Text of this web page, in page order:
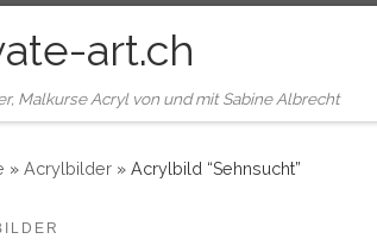
art.ch
Malkurse Acryl von und mit Sabine Albrecht
» Acrylbilder » Acrylbild “Sehnsucht”